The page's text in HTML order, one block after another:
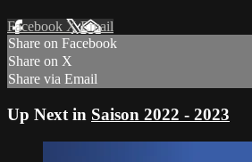
Facebook XEmail
Share on Facebook
Share on X
Share via Email
Up Next in Saison 2022 - 2023